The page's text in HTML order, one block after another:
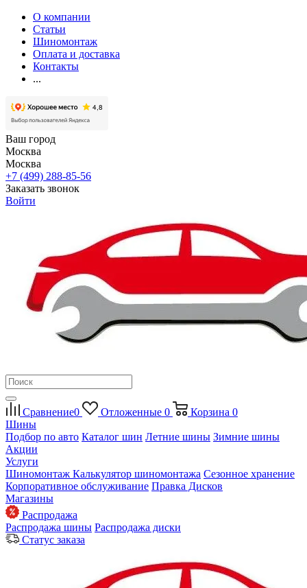
О компании
Статьи
Шиномонтаж
Оплата и доставка
Контакты
...
Ваш город
Москва
Москва
+7 (499) 288-85-56
Заказать звонок
Войти
Сравнение0 Отложенные 0 Корзина 0
Шины
Подбор по авто Каталог шин Летние шины Зимние шины
Акции
Услуги
Шиномонтаж Калькулятор шиномонтажа Сезонное хранение
Корпоративное обслуживание Правка Дисков
Магазины
Распродажа
Распродажа шины Распродажа диски
Статус заказа